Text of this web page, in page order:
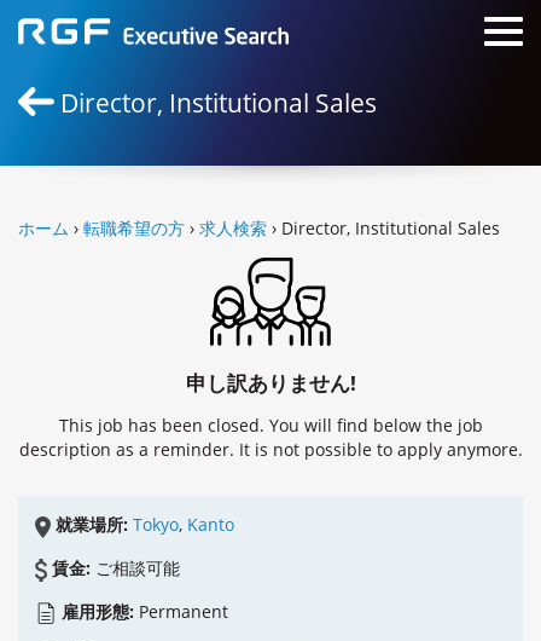
Director, Institutional Sales
ホーム › 転職希望の方 › 求人検索 › Director, Institutional Sales
申し訳ありません!
This job has been closed. You will find below the job
description as a reminder. It is not possible to apply anymore.
就業場所: Tokyo, Kanto
賃金: ご相談可能
雇用形態: Permanent